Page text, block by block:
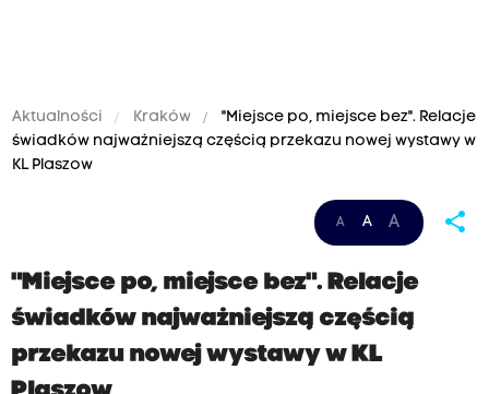
Aktualności Kraków
"Miejsce po, miejsce bez". Relacje
świadków najważniejszą częścią przekazu nowej wystawy w
KL Plaszow
A A A share
"Miejsce po, miejsce bez". Relacje
świadków najważniejszą częścią
przekazu nowej wystawy w KL